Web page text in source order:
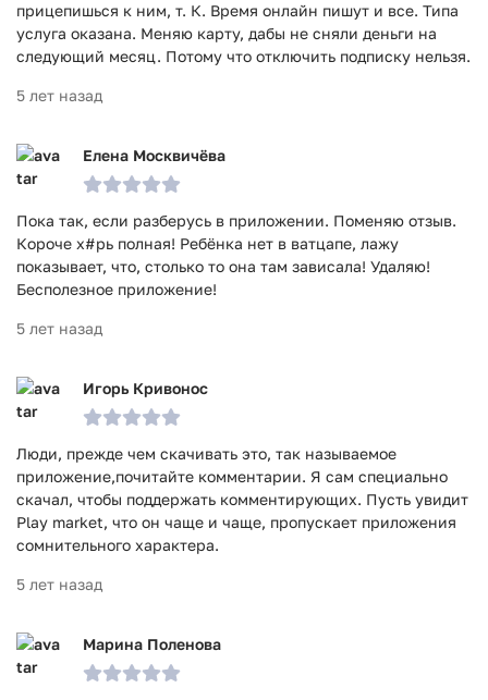
прицепишься к ним, т. К. Время онлайн пишут и все. Типа
услуга оказана. Меняю карту, дабы не сняли деньги на
следующий месяц. Потому что отключить подписку нельзя.
5 лет назад
Елена Москвичёва
Пока так, если разберусь в приложении. Поменяю отзыв.
Короче х#рь полная! Ребёнка нет в ватцапе, лажу
показывает, что, столько то она там зависала! Удаляю!
Бесполезное приложение!
5 лет назад
Игорь Кривонос
Люди, прежде чем скачивать это, так называемое
приложение,почитайте комментарии. Я сам специально
скачал, чтобы поддержать комментирующих. Пусть увидит
Play market, что он чаще и чаще, пропускает приложения
сомнительного характера.
5 лет назад
Марина Поленова